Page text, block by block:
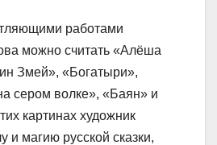
работами
можно считать «Алёша
Змей», «Богатыри»,
сером волке», «Баян» и
картинах художник
и магию русской сказки,